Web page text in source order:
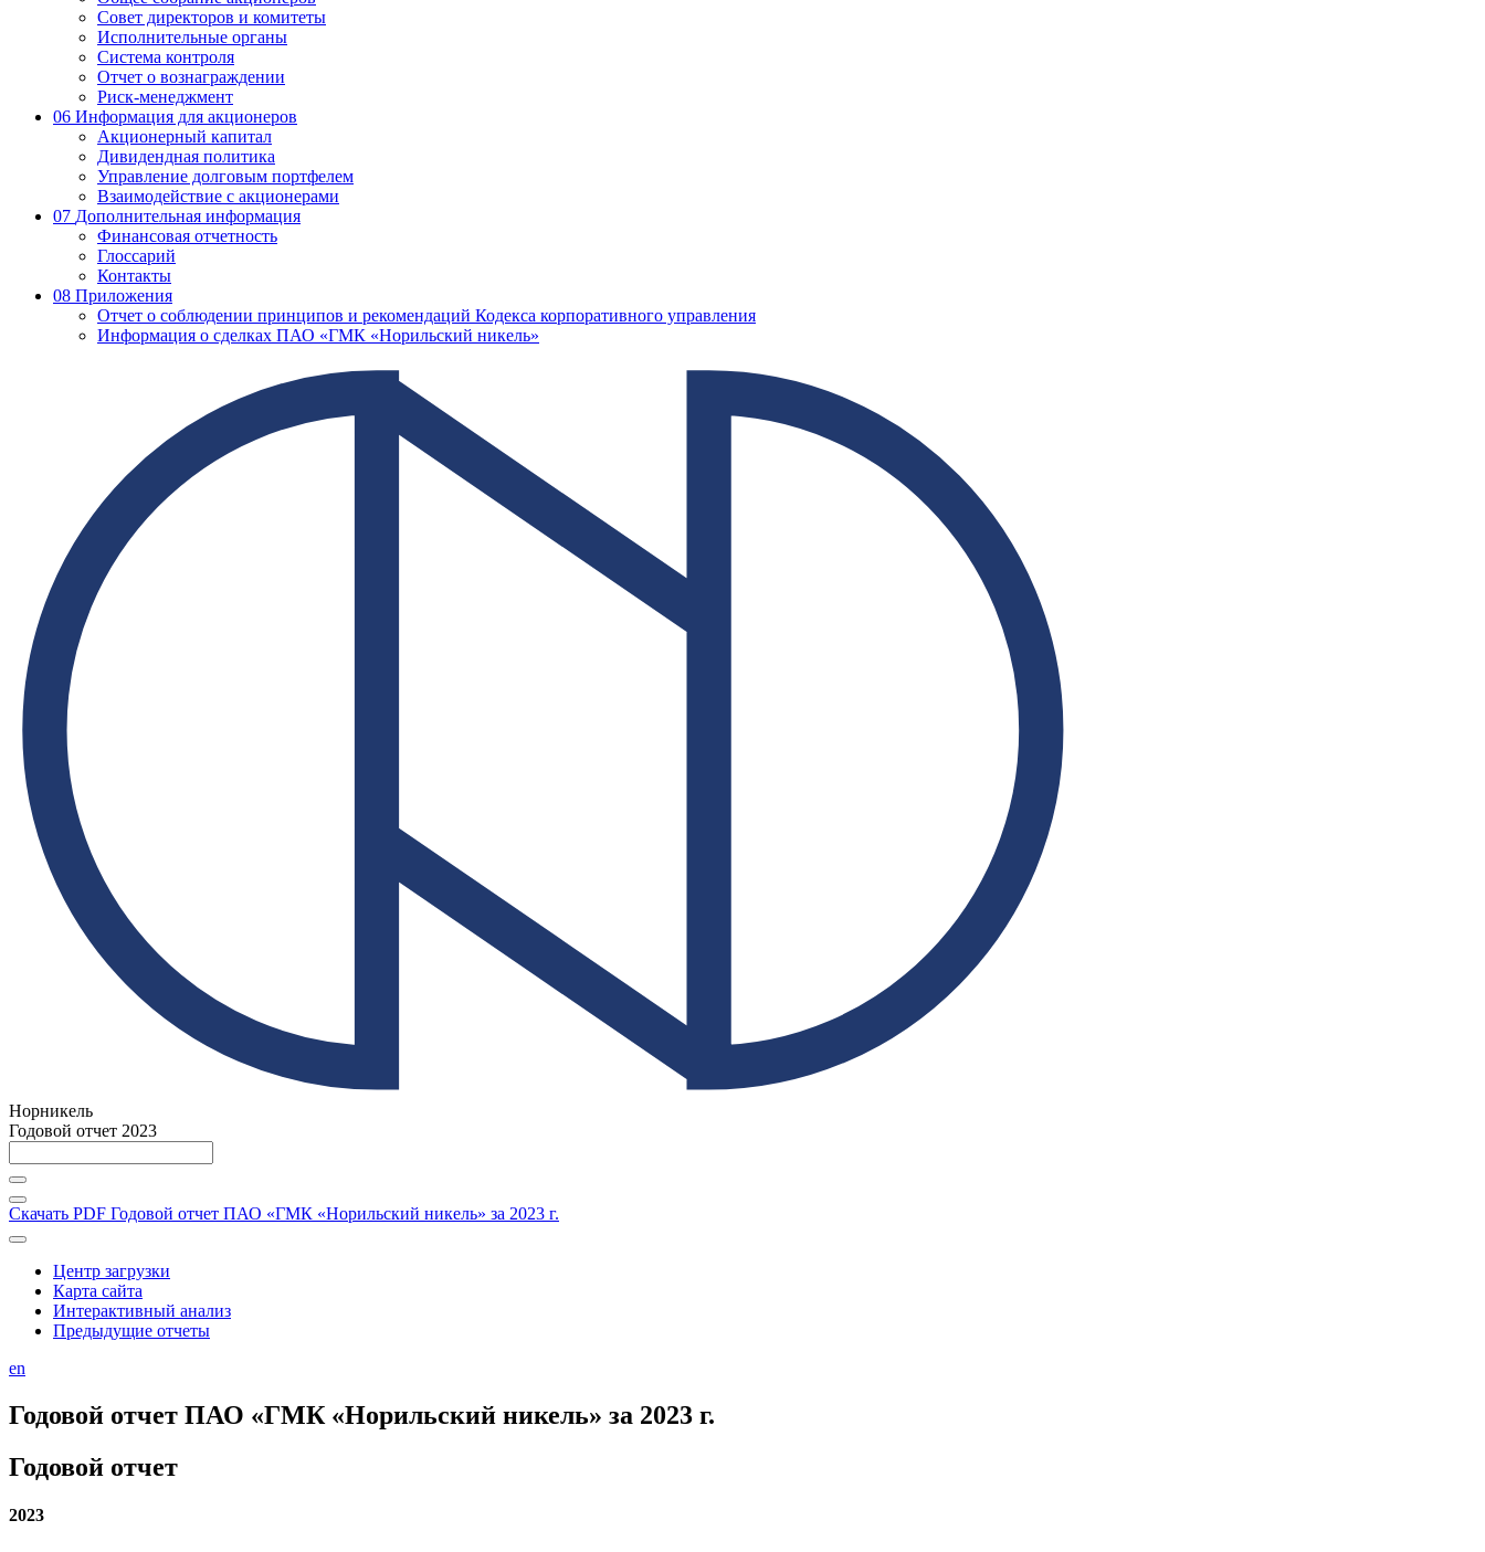
Совет директоров и комитеты
Исполнительные органы
Система контроля
Отчет о вознаграждении
Риск-менеджмент
06 Информация для акционеров
Акционерный капитал
Дивидендная политика
Управление долговым портфелем
Взаимодействие с акционерами
07 Дополнительная информация
Финансовая отчетность
Глоссарий
Контакты
08 Приложения
Отчет о соблюдении принципов и рекомендаций Кодекса корпоративного управления
Информация о сделках ПАО «ГМК «Норильский никель»
Норникель
Годовой отчет 2023
Скачать PDF Годовой отчет ПАО «ГМК «Норильский никель» за 2023 г.
Центр загрузки
Карта сайта
Интерактивный анализ
Предыдущие отчеты
en
Годовой отчет ПАО «ГМК «Норильский никель» за 2023 г.
Годовой отчет
2023